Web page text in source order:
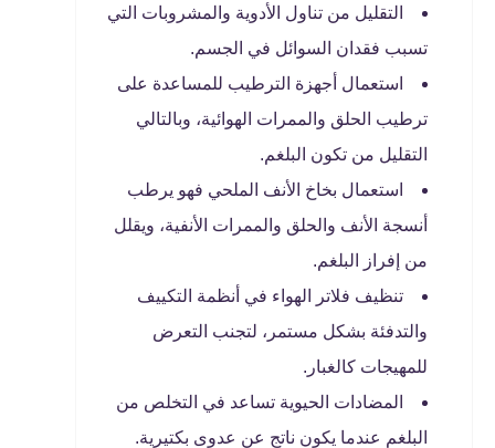
التقليل من تناول الأدوية والمشروبات التي
تسبب فقدان السوائل في الجسم.
استعمال أجهزة الترطيب للمساعدة على
ترطيب الحلق والممرات الهوائية، وبالتالي
التقليل من تكون البلغم.
استعمال بخاخ الأنف الملحي فهو يرطب
أنسجة الأنف والحلق والممرات الأنفية، ويقلل
من إفراز البلغم.
تنظيف فلاتر الهواء في أنظمة التكييف
والتدفئة بشكل مستمر، لتجنب التعرض
للمهيجات كالغبار.
المضادات الحيوية تساعد في التخلص من
البلغم عندما يكون ناتج عن عدوى بكتيرية.